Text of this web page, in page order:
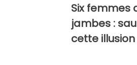
Six femmes
jambes :
cette